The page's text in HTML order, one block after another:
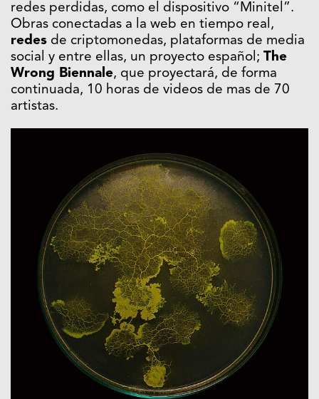
redes perdidas, como el dispositivo “Minitel”.
Obras conectadas a la web en tiempo real,
redes de criptomonedas, plataformas de media
social y entre ellas, un proyecto español; The
Wrong Biennale, que proyectará, de forma
continuada, 10 horas de videos de mas de 70
artistas.